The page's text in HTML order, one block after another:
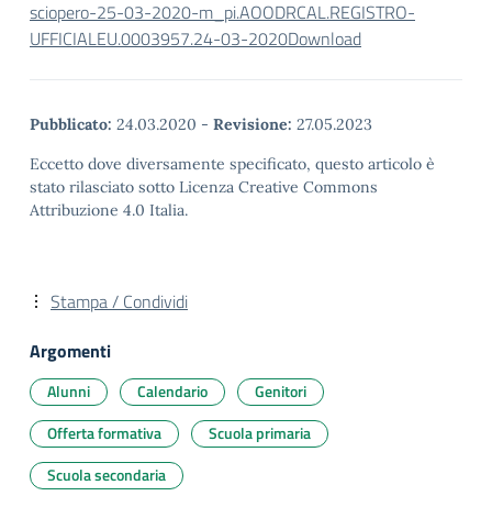
sciopero-25-03-2020-m_pi.AOODRCAL.REGISTRO-
UFFICIALEU.0003957.24-03-2020Download
Pubblicato: 24.03.2020 - Revisione: 27.05.2023
Eccetto dove diversamente specificato, questo articolo è
stato rilasciato sotto Licenza Creative Commons
Attribuzione 4.0 Italia.
Stampa / Condividi
Argomenti
Alunni Calendario
Genitori
Offerta formativa
Scuola primaria
Scuola secondaria